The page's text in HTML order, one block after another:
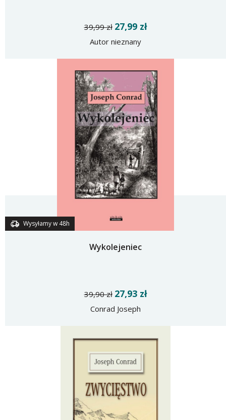
39,99 zł 27,99 zł
Autor nieznany
Wysyłamy w 48h
Wykolejeniec
39,90 zł 27,93 zł
Conrad Joseph